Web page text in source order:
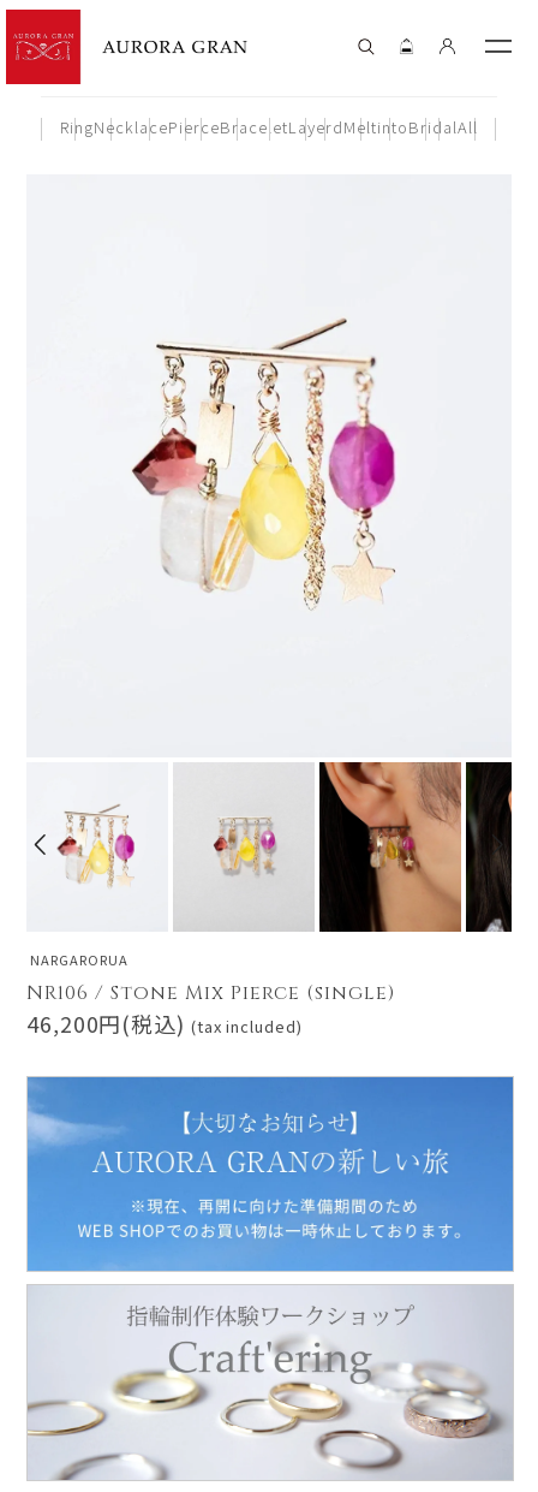
RingNecklacePierceBraceletLayerdMeltintoBridalAll
NARGARORUA
NR106 / Stone Mix Pierce (single)
46,200円(税込) (tax included)
AURORA GRAN
AURORA GRAN BRIDAL
NARGARORUA